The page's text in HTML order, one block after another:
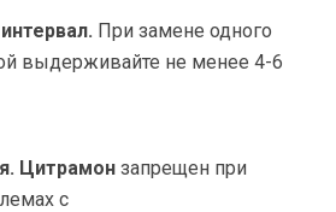
При замене одного
выдерживайте не менее 4-6
Цитрамон запрещен при
с